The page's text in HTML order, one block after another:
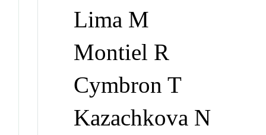
Lima M
Montiel R
Cymbron T
Kazachkova N